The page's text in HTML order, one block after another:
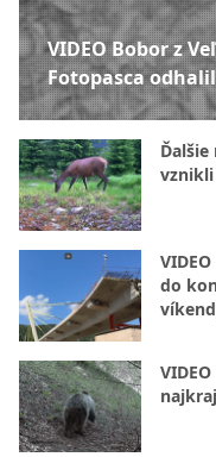
VIDEO Bobor z
Fotopasca
vznikli
do